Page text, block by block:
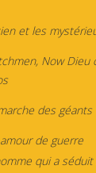
et les
Now
des géants
de guerre
qui a